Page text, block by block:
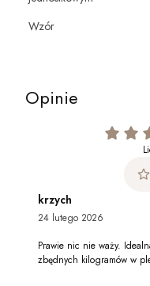
Wzór
Opinie
krzych
24 lutego 2026
Prawie nic nie waży.
zbędnych kilogramów w